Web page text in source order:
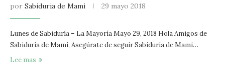
por Sabiduria de Mami 29 mayo 2018
Lunes de Sabiduría – La Mayoría Mayo 29, 2018 Hola Amigos de
Sabiduría de Mami, Asegúrate de seguir Sabiduría de Mami…
Lee mas